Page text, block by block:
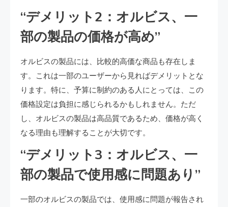
“デメリット2：オルビス、一
部の製品の価格が高め”
オルビスの製品には、比較的高価な商品も存在しま
す。これは一部のユーザーから見ればデメリットとな
ります。特に、予算に制約のある人にとっては、この
価格設定は負担に感じられるかもしれません。ただ
し、オルビスの製品は高品質であるため、価格が高く
なる理由も理解することが大切です。
“デメリット3：オルビス、一
部の製品で使用感に問題あり”
一部のオルビスの製品では、使用感に問題が報告され